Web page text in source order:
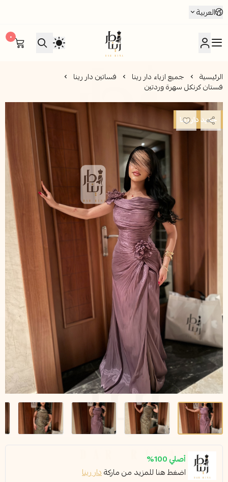
العربية
متجر دار رينا للأزياء
٠
الرئيسية جميع ازياء دار رينا فساتين دار رينا
فستان كرنكل سهرة وردتين
جديد دار رينا
أصلي 100%
اضغط هنا للمزيد من ماركةدار رينا